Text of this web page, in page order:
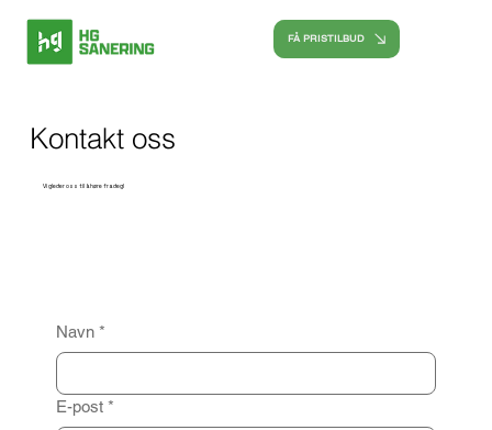
FÅ PRISTILBUD
Kontakt oss
Vi gleder oss til å høre fra deg!
Navn *
E-post *